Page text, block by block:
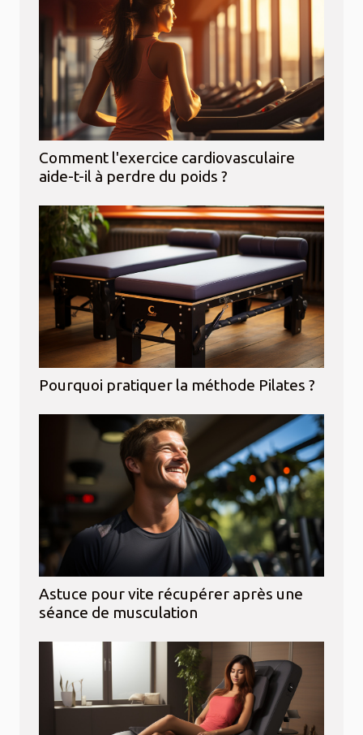
Comment l'exercice cardiovasculaire
aide-t-il à perdre du poids ?
Pourquoi pratiquer la méthode Pilates ?
Astuce pour vite récupérer après une
séance de musculation